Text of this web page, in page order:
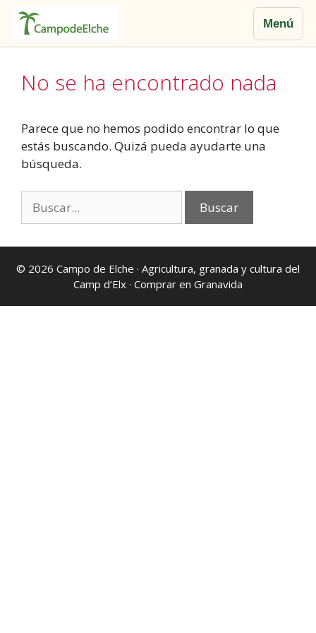
Menú
contenidoNo se ha encontrado nada
Parece que no hemos podido encontrar lo que
estás buscando. Quizá pueda ayudarte una
búsqueda.
© 2026 Campo de Elche · Agricultura, granada y cultura del
Camp d’Elx · Comprar en Granavida